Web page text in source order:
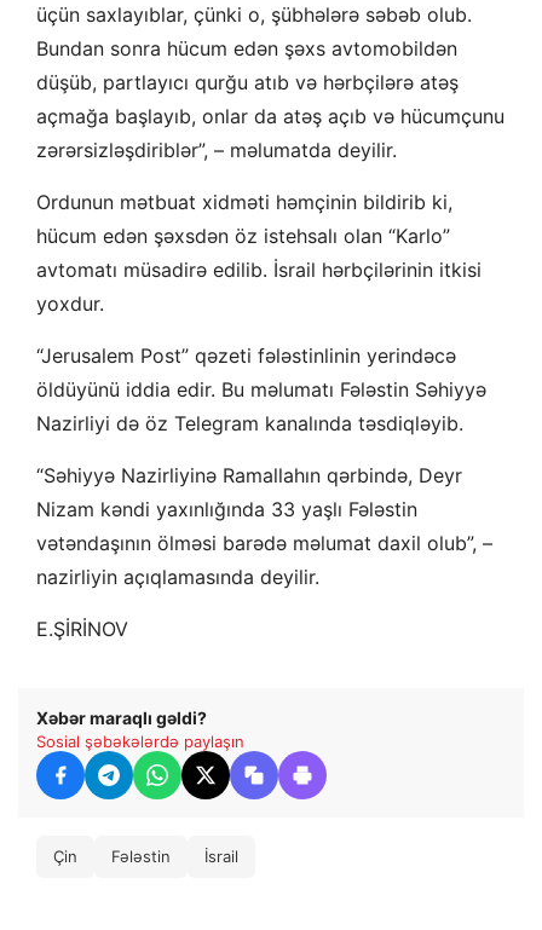
üçün saxlayıblar, çünki o, şübhələrə səbəb olub.
Bundan sonra hücum edən şəxs avtomobildən
düşüb, partlayıcı qurğu atıb və hərbçilərə atəş
açmağa başlayıb, onlar da atəş açıb və hücumçunu
zərərsizləşdiriblər”, – məlumatda deyilir.
Ordunun mətbuat xidməti həmçinin bildirib ki,
hücum edən şəxsdən öz istehsalı olan “Karlo”
avtomatı müsadirə edilib. İsrail hərbçilərinin itkisi
yoxdur.
“Jerusalem Post” qəzeti fələstinlinin yerindəcə
öldüyünü iddia edir. Bu məlumatı Fələstin Səhiyyə
Nazirliyi də öz Telegram kanalında təsdiqləyib.
“Səhiyyə Nazirliyinə Ramallahın qərbində, Deyr
Nizam kəndi yaxınlığında 33 yaşlı Fələstin
vətəndaşının ölməsi barədə məlumat daxil olub”, –
nazirliyin açıqlamasında deyilir.
E.ŞİRİNOV
Xəbər maraqlı gəldi?
Sosial şəbəkələrdə paylaşın
Çin Fələstin İsrail